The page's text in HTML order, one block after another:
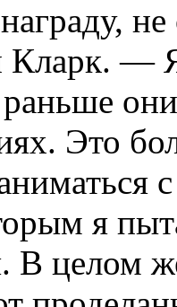
Кларк. —
Это
я
В целом